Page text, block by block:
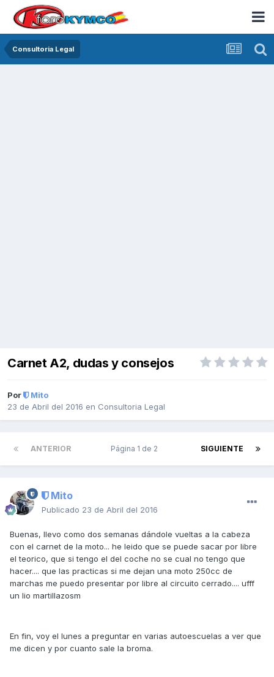
Consultoria Legal
Carnet A2, dudas y consejos
Por
Mito
23 de Abril del 2016 en Consultoria Legal
ANTERIOR SIGUIENTE
Página 1 de 2
Mito
Publicado 23 de Abril del 2016
Buenas, llevo como dos semanas dándole vueltas a la cabeza
con el carnet de la moto... he leido que se puede sacar por libre
el teorico, que si tengo el del coche no se cual no tengo que
hacer.... que las practicas si me dejan una moto 250cc de
marchas me puedo presentar por libre al circuito cerrado.... ufff
un lio martillazosm
En fin, voy el lunes a preguntar en varias autoescuelas a ver que
me dicen y por cuanto sale la broma.